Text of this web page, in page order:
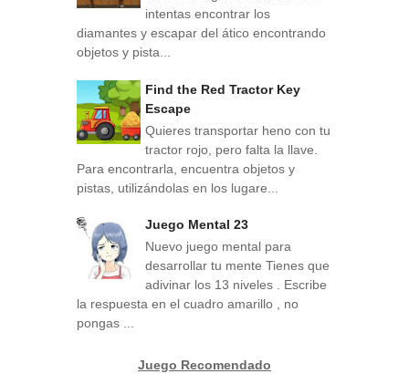
intentas encontrar los
diamantes y escapar del ático encontrando
objetos y pista...
Find the Red Tractor Key
Escape
Quieres transportar heno con tu
tractor rojo, pero falta la llave.
Para encontrarla, encuentra objetos y
pistas, utilizándolas en los lugare...
Juego Mental 23
Nuevo juego mental para
desarrollar tu mente Tienes que
adivinar los 13 niveles . Escribe
la respuesta en el cuadro amarillo , no
pongas ...
Juego Recomendado